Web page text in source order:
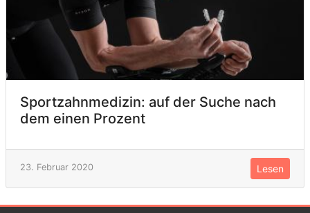
Sportzahnmedizin: auf der Suche nach
dem einen Prozent
23. Februar 2020 Lesen